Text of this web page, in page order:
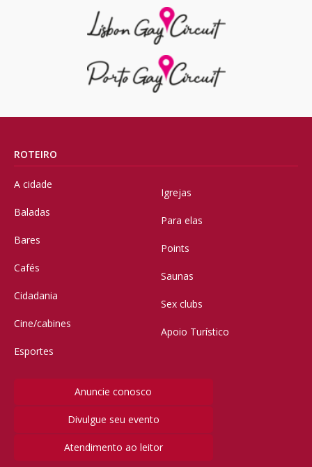
ROTEIRO
A cidade
Baladas
Bares
Cafés
Cidadania
Cine/cabines
Esportes
Igrejas
Para elas
Points
Saunas
Sex clubs
Apoio Turístico
Anuncie conosco
Divulgue seu evento
Atendimento ao leitor